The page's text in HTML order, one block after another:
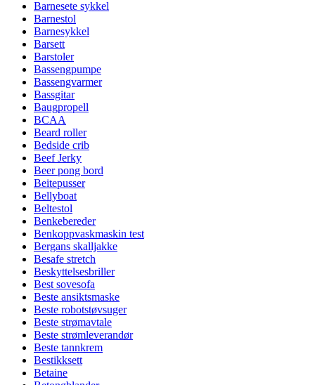
Barnesete sykkel
Barnestol
Barnesykkel
Barsett
Barstoler
Bassengpumpe
Bassengvarmer
Bassgitar
Baugpropell
BCAA
Beard roller
Bedside crib
Beef Jerky
Beer pong bord
Beitepusser
Bellyboat
Beltestol
Benkebereder
Benkoppvaskmaskin test
Bergans skalljakke
Besafe stretch
Beskyttelsesbriller
Best sovesofa
Beste ansiktsmaske
Beste robotstøvsuger
Beste strømavtale
Beste strømleverandør
Beste tannkrem
Bestikksett
Betaine